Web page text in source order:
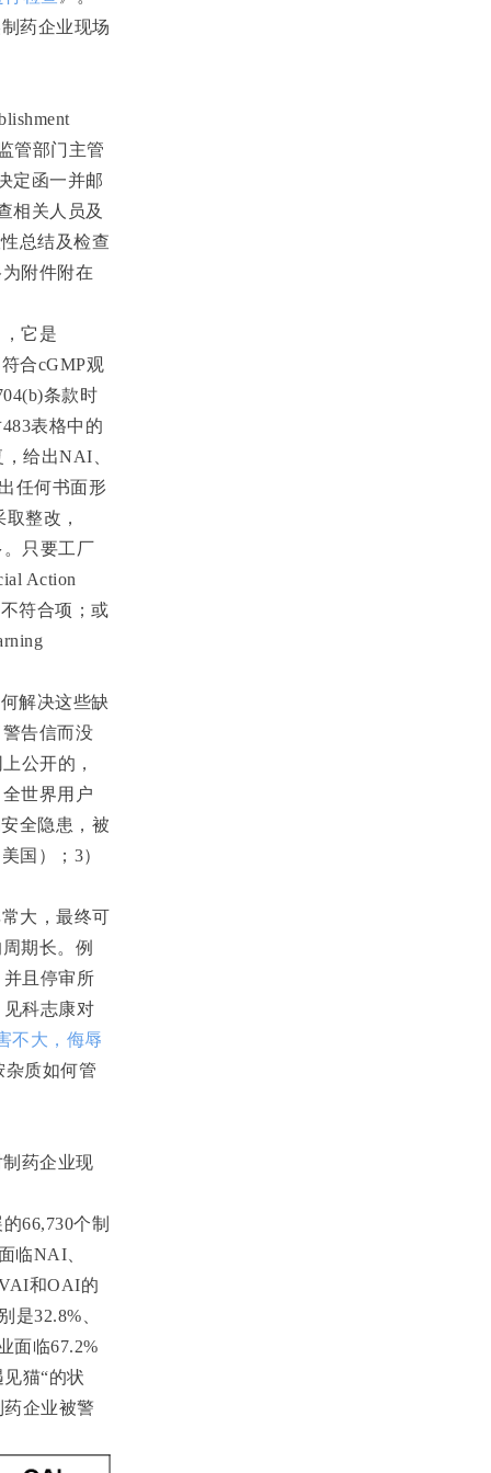
药企业现场
管部门主管
定函一并邮
相关人员及
总结及检查
附件附在
，它是
合cGMP观
条款时
483表格中的
给出NAI
任何书面形
取整改，
只要工厂
Action
符合项；或
解决这些缺
告信而没
公开的，
世界用户
全隐患，被
国）； 3）
大，最终可
期长。例
且停审所
见科志康对
不大，侮辱
杂质如何管
制药企业现
66,730个制
临NAI
和OAI的
是32.8%
面临67.2%
猫“的状
企业被警